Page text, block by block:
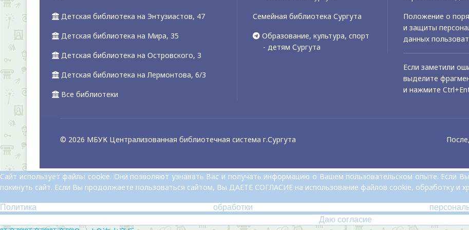
Детская библиотека на Энтузиастов, 47
Детская библиотека на Мира, 35
Детская библиотека на Островского, 3
Детская библиотека на Лермонтова, 6/3
Все библиотеки
Семейная библиотека Сургута
Образование, культура, спорт
- детям Сургута
Положение о
и защиты
данных
Если заметили
выделите
и нажмите
© 2026 МБУК Централизованная библиотечная система г.Сургута
Сайт использует файлы cookie. Они позволяют узнавать Вас и получать информацию о Вашем пользовательском опыте. Если
покинуть сайт. Если Вы продолжаете пользоваться сайтом, Вы ДАЕТЕ СОГЛАСИЕ на использование файлов cookie, обработку и
Политика обработки
Даю согласие